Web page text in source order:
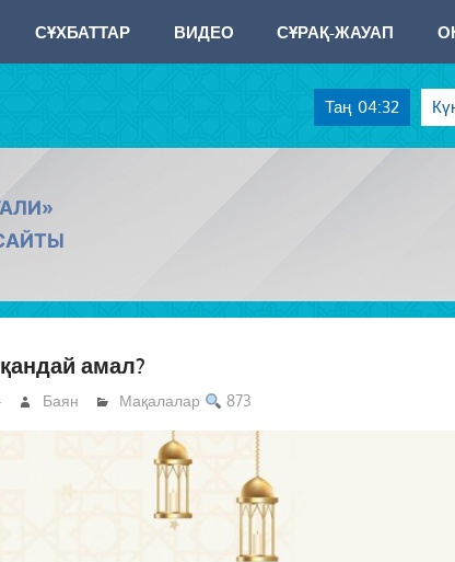
СҰХБАТТАР ВИДЕО СҰРАҚ-ЖАУАП
Таң 04:32
амал?
Баян Мақалалар 873